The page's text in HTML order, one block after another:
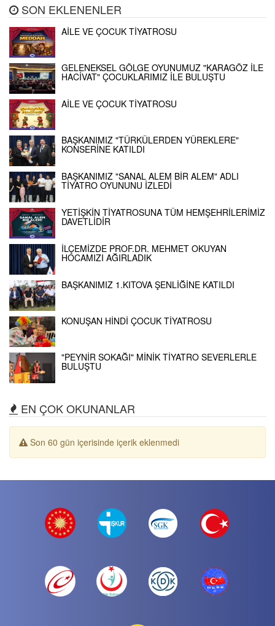
SON EKLENENLER
AİLE VE ÇOCUK TİYATROSU
GELENEKSEL GÖLGE OYUNUMUZ "KARAGÖZ İLE
HACİVAT" ÇOCUKLARIMIZ İLE BULUŞTU
AİLE VE ÇOCUK TİYATROSU
BAŞKANIMIZ "TÜRKÜLERDEN YÜREKLERE"
KONSERİNE KATILDI
BAŞKANIMIZ "SANAL ALEM BİR ALEM" ADLI
TİYATRO OYUNUNU İZLEDİ
YETİŞKİN TİYATROSUNA TÜM HEMŞEHRİLERİMİZ
DAVETLİDİR
İLÇEMİZDE PROF.DR. MEHMET OKUYAN
HOCAMIZI AĞIRLADIK
BAŞKANIMIZ 1.KITOVA ŞENLİĞİNE KATILDI
KONUŞAN HİNDİ ÇOCUK TİYATROSU
"PEYNİR SOKAĞI" MİNİK TİYATRO SEVERLERLE
BULUŞTU
EN ÇOK OKUNANLAR
Son 60 gün içerisinde içerik eklenmedi